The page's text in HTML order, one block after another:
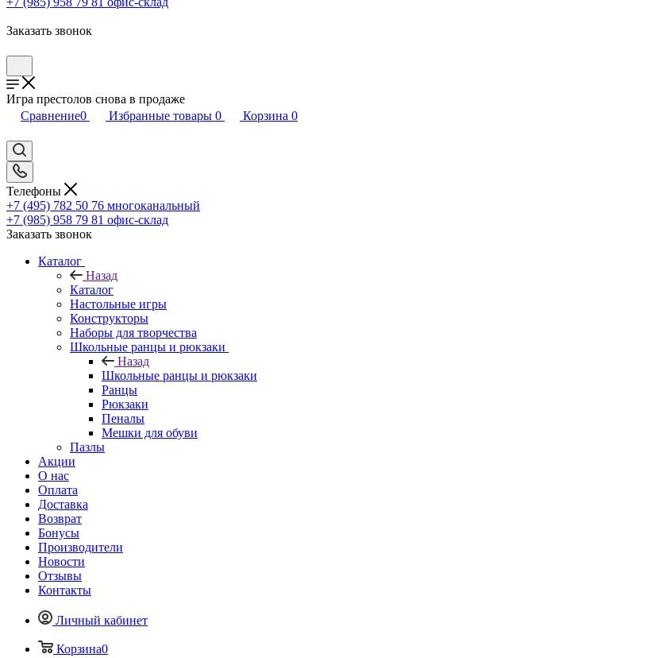
Заказать звонок
Игра престолов снова в продаже
Сравнение0 Избранные товары 0 Корзина 0
Телефоны
+7 (495) 782 50 76 многоканальный
+7 (985) 958 79 81 офис-склад
Заказать звонок
Каталог
Назад
Каталог
Настольные игры
Конструкторы
Наборы для творчества
Школьные ранцы и рюкзаки
Назад
Школьные ранцы и рюкзаки
Ранцы
Рюкзаки
Пеналы
Мешки для обуви
Пазлы
Акции
О нас
Оплата
Доставка
Возврат
Бонусы
Производители
Новости
Отзывы
Контакты
Личный кабинет
Корзина0